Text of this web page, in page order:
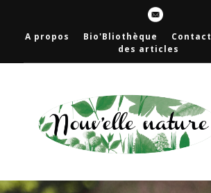
A propos Bio'Bliothèque Contact
des articles